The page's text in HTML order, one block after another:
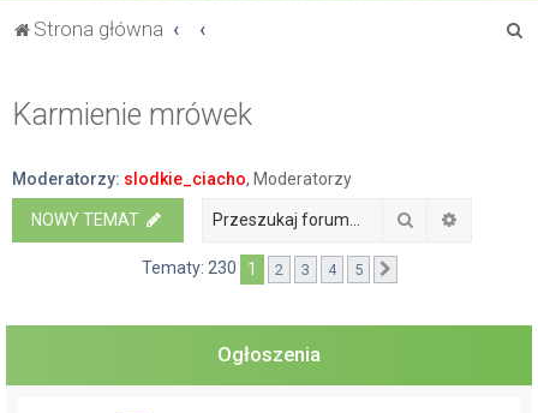
Strona główna
Karmienie mrówek
Moderatorzy: slodkie_ciacho, Moderatorzy
NOWY TEMAT Szukaj
Tematy: 230 1 2 3 4 5
Ogłoszenia